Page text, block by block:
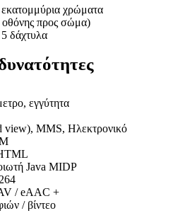
χρώματα
οθόνης προς σώμα)
δάχτυλα
εγγύτητα
view), MMS, Ηλεκτρονικό
Java MIDP
/ eAAC +
/ βίντεο